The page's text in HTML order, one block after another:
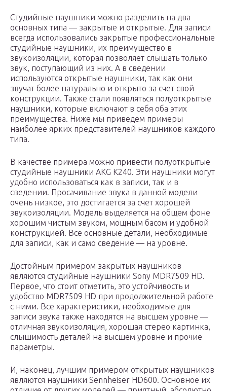
Студийные наушники можно разделить на два
основных типа — закрытые и открытые. Для записи
всегда использовались закрытые профессиональные
студийные наушники, их преимущество в
звукоизоляции, которая позволяет слышать только
звук, поступающий из них. А в сведении
используются открытые наушники, так как они
звучат более натурально и открыто за счет свой
конструкции. Также стали появляться полуоткрытые
наушники, которые включают в себя оба этих
преимущества. Ниже мы приведем примеры
наиболее ярких представителей наушников каждого
типа.
В качестве примера можно привести полуоткрытые
студийные наушники AKG К240. Эти наушники могут
удобно использоваться как в записи, так и в
сведении. Просачивание звука в данной модели
очень низкое, это достигается за счет хорошей
звукоизоляции. Модель выделяется на общем фоне
хорошим чистым звуком, мощным басом и удобной
конструкцией. Все основные детали, необходимые
для записи, как и само сведение — на уровне.
Достойным примером закрытых наушников
являются студийные наушники Sony MDR7509 HD.
Первое, что стоит отметить, это устойчивость и
удобство MDR7509 HD при продолжительной работе
с ними. Все характеристики, необходимые для
записи звука также находятся на высшем уровне —
отличная звукоизоляция, хорошая стерео картинка,
слышимость деталей на высшем уровне и прочие
параметры.
И, наконец, лучшим примером открытых наушников
являются наушники Sennheiser HD600. Основное их